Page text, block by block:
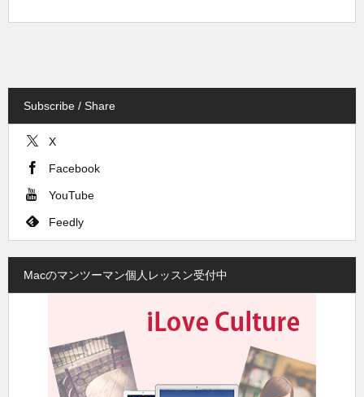
Subscribe / Share
X
Facebook
YouTube
Feedly
Macのマンツーマン個人レッスン受付中